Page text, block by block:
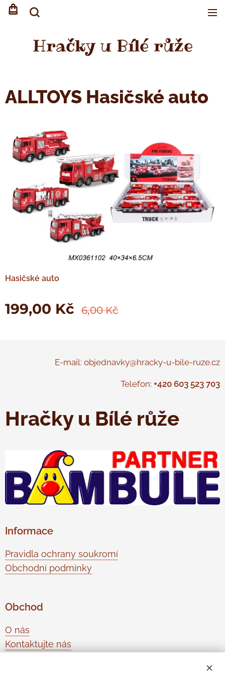
Hračky u Bílé růže
ALLTOYS Hasičské auto
Hasičské auto
199,00 Kč 6,00Kč
E-mail: objednavky@hracky-u-bile-ruze.cz
Telefon: +420 603 523 703
Hračky u Bílé růže
Informace
Pravidla ochrany soukromí
Obchodní podmínky
Obchod
O nás
Kontaktujte nás